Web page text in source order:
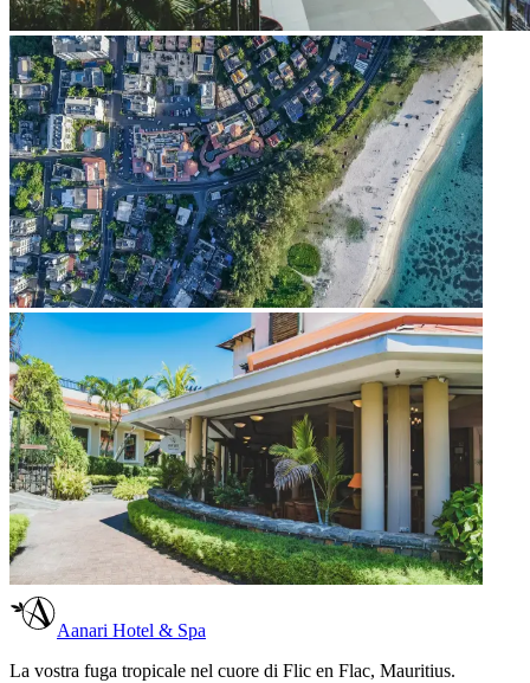
Aanari Hotel & Spa
La vostra fuga tropicale nel cuore di Flic en Flac, Mauritius.